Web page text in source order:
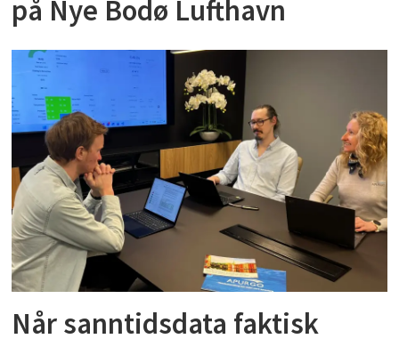
på Nye Bodø Lufthavn
Når sanntidsdata faktisk